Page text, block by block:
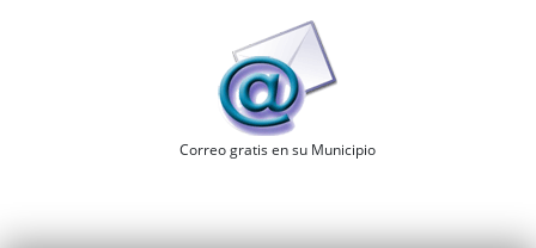
Correo gratis en su Municipio